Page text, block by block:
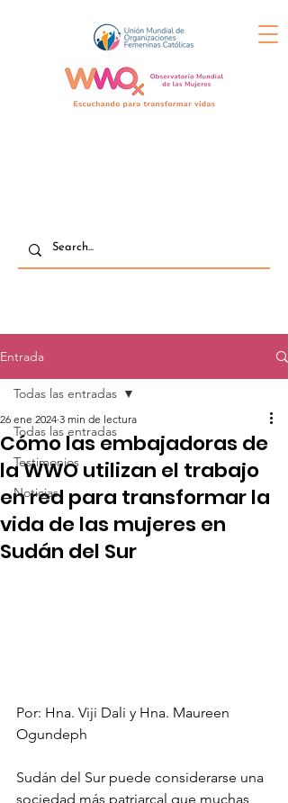
Entrada
Todas las entradas
Testimonios
Noticias
Todas las entradas
Cómo las embajadoras de
la WWO utilizan el trabajo
en red para transformar la
vida de las mujeres en
Sudán del Sur
26 ene 2024 3 min de lectura
Por: Hna. Viji Dali y Hna. Maureen
Ogundeph
Sudán del Sur puede considerarse una
sociedad más patriarcal que muchas